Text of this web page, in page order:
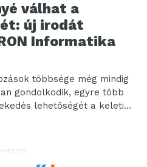
válhat a
új irodát
Informatika
többsége még mindig
gondolkodik, egyre több
lehetőségét a keleti